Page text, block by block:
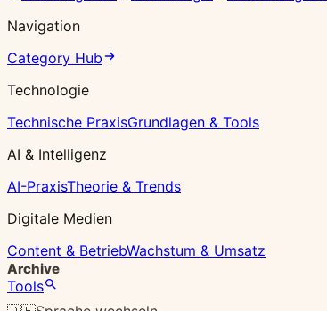
Navigation
Category Hub
Technologie
Technische PraxisGrundlagen & Tools
AI & Intelligenz
AI-PraxisTheorie & Trends
Digitale Medien
Content & BetriebWachstum & Umsatz
Archive
Tools